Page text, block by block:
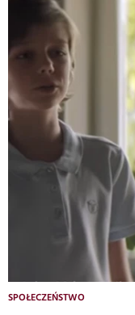
SPOŁECZEŃSTWO